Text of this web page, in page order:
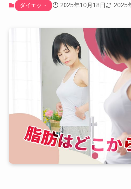
ダイエット 2025年10月18日 2025